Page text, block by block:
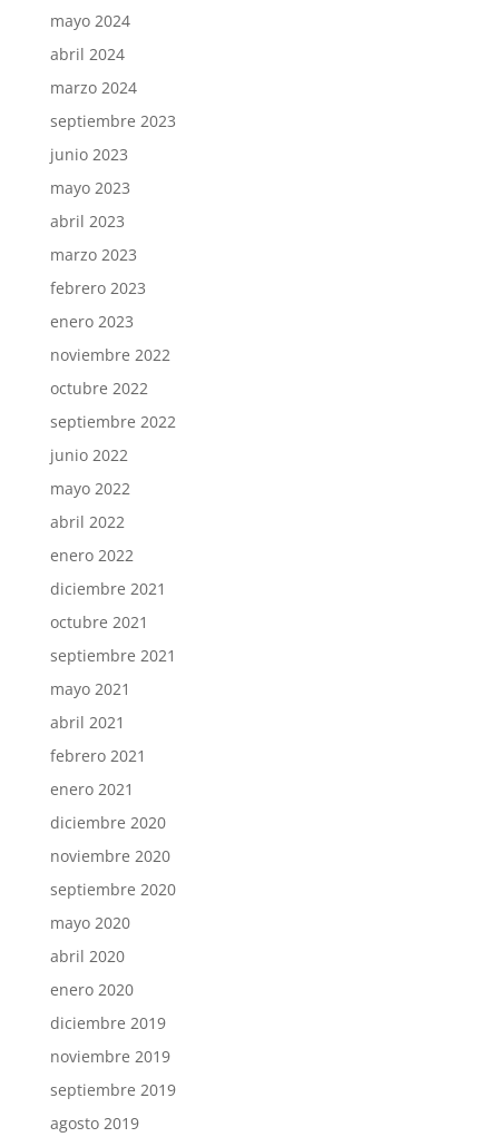
mayo 2024
abril 2024
marzo 2024
septiembre 2023
junio 2023
mayo 2023
abril 2023
marzo 2023
febrero 2023
enero 2023
noviembre 2022
octubre 2022
septiembre 2022
junio 2022
mayo 2022
abril 2022
enero 2022
diciembre 2021
octubre 2021
septiembre 2021
mayo 2021
abril 2021
febrero 2021
enero 2021
diciembre 2020
noviembre 2020
septiembre 2020
mayo 2020
abril 2020
enero 2020
diciembre 2019
noviembre 2019
septiembre 2019
agosto 2019